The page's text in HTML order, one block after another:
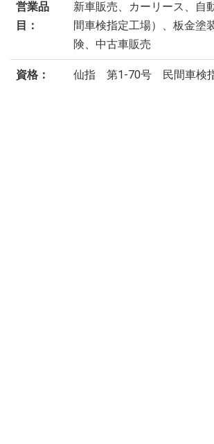
営業品
目：
新車販売、カーリース、自
間車検指定工場）、板金塗
険、中古車販売
資格： 仙指 第1-70号 民間車検